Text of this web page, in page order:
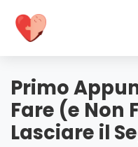
Primo
Fare (e Non
Lasciare il